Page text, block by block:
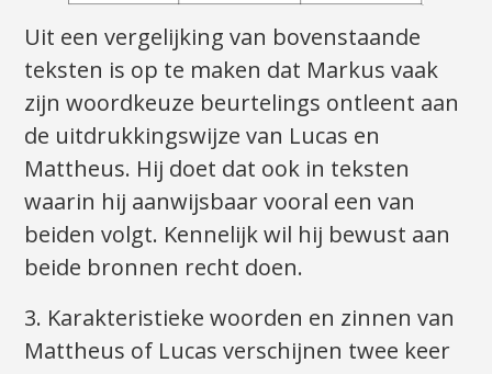
Uit een vergelijking van bovenstaande
teksten is op te maken dat Markus vaak
zijn woordkeuze beurtelings ontleent aan
de uitdrukkingswijze van Lucas en
Mattheus. Hij doet dat ook in teksten
waarin hij aanwijsbaar vooral een van
beiden volgt. Kennelijk wil hij bewust aan
beide bronnen recht doen.
3. Karakteristieke woorden en zinnen van
Mattheus of Lucas verschijnen twee keer